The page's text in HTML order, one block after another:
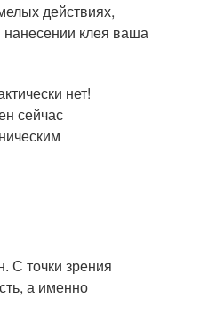
действиях,
нанесении клея ваша
нет!
сейчас
С точки зрения
а именно